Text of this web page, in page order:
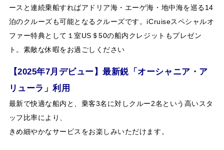
ースと連続乗船すればアドリア海・エーゲ海・地中海を巡る14
泊のクルーズも可能となるクルーズです。iCruiseスペシャルオ
ファー特典として１室US＄50の船内クレジットもプレゼン
ト。素敵な休暇をお過ごしください
【2025年7月デビュー】最新鋭「オーシャニア・ア
リューラ」利用
最新で快適な船内と、乗客3名に対しクルー2名という高いスタ
ッフ比率により、
きめ細やかなサービスをお楽しみいただけます。